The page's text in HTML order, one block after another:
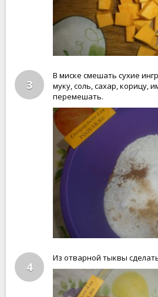
3
В миске смешать сухие
муку, соль, сахар, корицу,
перемешать.
4
Из отварной тыквы